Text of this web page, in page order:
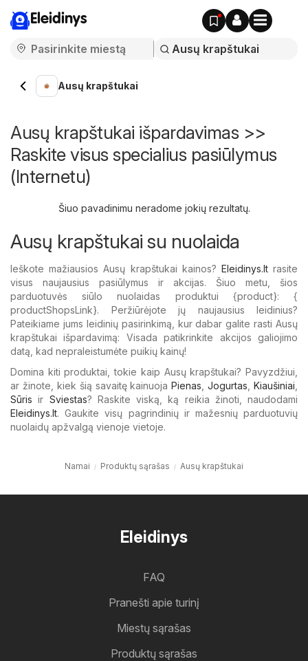
Eleidinys
Ausų krapštukai
Ausų krapštukai išpardavimas >>
Raskite visus specialius pasiūlymus
(Internetu)
Šiuo pavadinimu neradome jokių rezultatų.
Ausų krapštukai su nuolaida
Ieškote mažiausios Ausų krapštukai kainos? Eleidinys.ltrasite
visus naujausius pasiūlymus ir akcijas. Šiuo metu, šios
parduotuvės siūlo nuolaidas produktui {​product}: {​
productShopsLink}. Peržiūrėjote jų naujausius leidinius?
Pateikiame jums leidinių pasirinkimą, kur dabar galite rasti Ausų
krapštukai išpardavimą: Visada patikrinkite akcijos galiojimo
datą, kad nepraleistumėte puikių kainų!
Domina kiti produktai, tokie kaip Ausų krapštukai? Pavyzdžiui,
ar žinote, kiek šią savaitę kainuojaPienas ,Jogurtas Kiaušiniai
Sūris ir Sviestas? Raskite viską, ką reikia žinoti, naudodami
Eleidinys.lt. Gaukite visų pagrindinių ir mažesnių parduotuvių
nuolaidų apžvalgą vienoje vietoje.
Namai Produktų sąrašas Ausų krapštukai
Eleidinys
FAQ
Pranešti apie turinį
Miestų sąrašas
Produktų sąrašas